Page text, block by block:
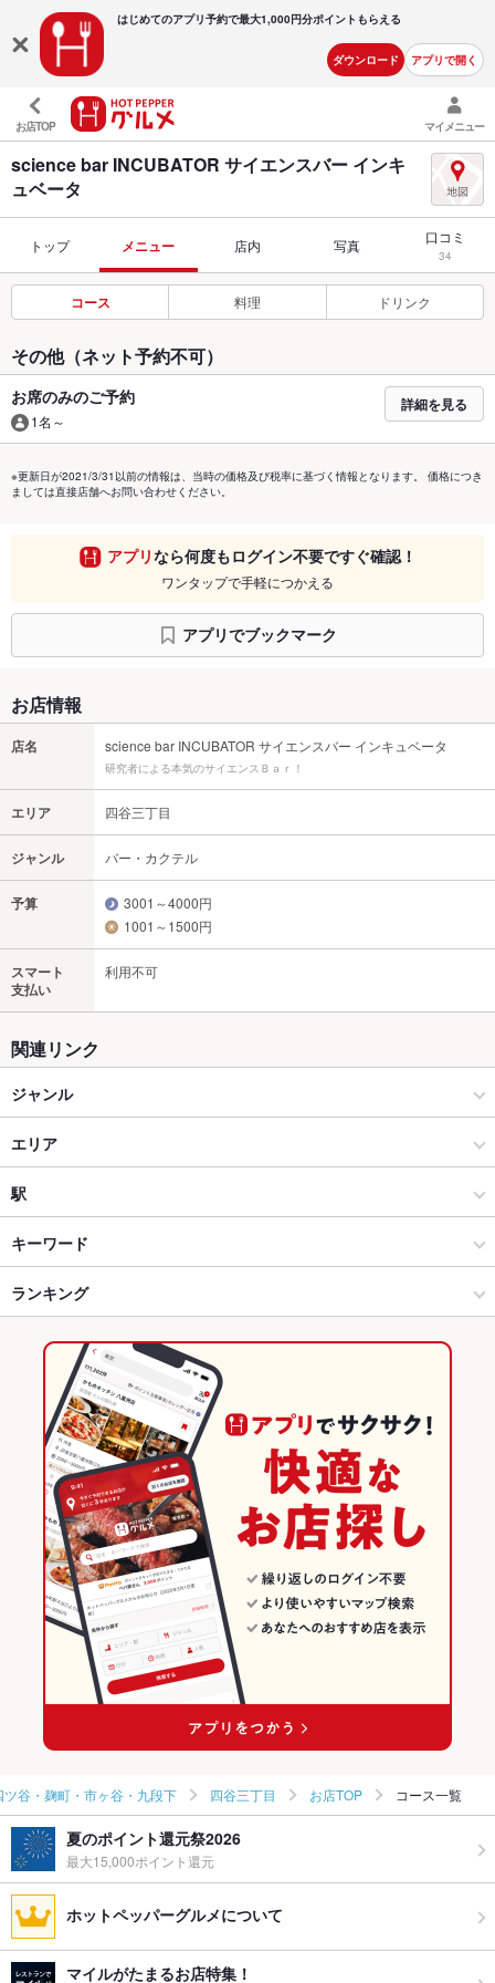
はじめてのアプリ予約で最大1,000円分ポイントもらえる
ダウンロード アプリで開く
お店TOP マイメニュー
science bar INCUBATOR サイエンスバー インキ
ュベータ
トップ メニュー 店内 写真 口コミ
34
コース 料理 ドリンク
その他（ネット予約不可）
お席のみのご予約
1名～
詳細を見る
※更新日が2021/3/31以前の情報は、当時の価格及び税率に基づく情報となります。 価格につき
ましては直接店舗へお問い合わせください。
アプリなら何度もログイン不要ですぐ確認！
ワンタップで手軽につかえる
アプリでブックマーク
お店情報
店名 science bar INCUBATOR サイエンスバー インキュベータ
研究者による本気のサイエンスＢａｒ！
エリア 四谷三丁目
ジャンル バー・カクテル
予算
3001～4000円
1001～1500円
スマート
支払い
利用不可
関連リンク
ジャンル
バー・カクテル
バー・カクテル
四ツ谷・麹町・市ヶ谷・九段下 × バー・カクテル
四ツ谷・麹町・市ヶ谷・九段下 × バー・カクテル
四谷三丁目駅 × バー・カクテル
四谷三丁目駅 × バー・カクテル
エリア
四谷三丁目
四谷三丁目 × バー・カクテル
四谷三丁目 × バー・カクテル
東京 × バー・カクテル
東京 × バー・カクテル
駅
曙橋駅
四ツ谷駅
四谷三丁目駅
キーワード
ソーセージ
ランキング
東京のグルメランキング
東京のバー・カクテルランキング
四ツ谷・麹町・市ヶ谷・九段下のグルメランキング
四谷三丁目のグルメランキング
ツ谷・麹町・市ヶ谷・九段下 四谷三丁目 お店TOP コース一覧
夏のポイント還元祭2026
最大15,000ポイント還元
ホットペッパーグルメについて
マイルがたまるお店特集！